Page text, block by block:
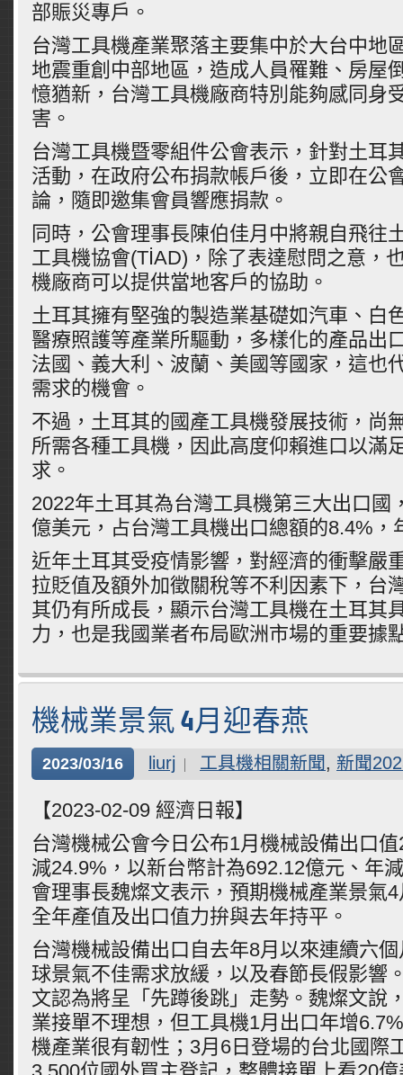
部賑災專戶。
台灣工具機產業聚落主要集中於大台中地
地震重創中部地區，造成人員罹難、房屋
憶猶新，台灣工具機廠商特別能夠感同身
害。
台灣工具機暨零組件公會表示，針對土耳
活動，在政府公布捐款帳戶後，立即在公
論，隨即邀集會員響應捐款。
同時，公會理事長陳伯佳月中將親自飛往
工具機協會(TİAD)，除了表達慰問之意，
機廠商可以提供當地客戶的協助。
土耳其擁有堅強的製造業基礎如汽車、白
醫療照護等產業所驅動，多樣化的產品出
法國、義大利、波蘭、美國等國家，這也
需求的機會。
不過，土耳其的國產工具機發展技術，尚
所需各種工具機，因此高度仰賴進口以滿
求。
2022年土耳其為台灣工具機第三大出口國
億美元，占台灣工具機出口總額的8.4%，
近年土耳其受疫情影響，對經濟的衝擊嚴
拉貶值及額外加徵關稅等不利因素下，台
其仍有所成長，顯示台灣工具機在土耳其
力，也是我國業者布局歐洲市場的重要據
機械業景氣 4月迎春燕
2023/03/16 liurj 工具機相關新聞, 新聞
【2023-02-09 經濟日報】
台灣機械公會今日公布1月機械設備出口
減24.9%，以新台幣計為692.12億元、年
會理事長魏燦文表示，預期機械產業景氣
全年產值及出口值力拚與去年持平。
台灣機械設備出口自去年8月以來連續六
球景氣不佳需求放緩，以及春節長假影響
文認為將呈「先蹲後跳」走勢。魏燦文說
業接單不理想，但工具機1月出口年增
機產業很有韌性；3月6日登場的台北國際